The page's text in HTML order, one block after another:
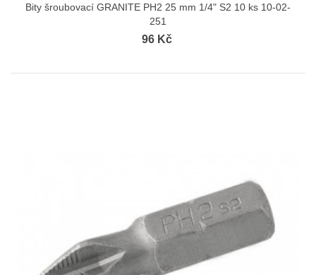
Bity šroubovací GRANITE PH2 25 mm 1/4" S2 10 ks 10-02-
251
96 Kč